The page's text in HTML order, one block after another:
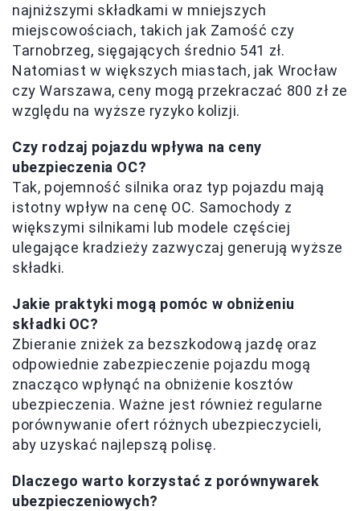
najniższymi składkami w mniejszych
miejscowościach, takich jak Zamość czy
Tarnobrzeg, sięgających średnio 541 zł.
Natomiast w większych miastach, jak Wrocław
czy Warszawa, ceny mogą przekraczać 800 zł ze
względu na wyższe ryzyko kolizji.
Czy rodzaj pojazdu wpływa na ceny
ubezpieczenia OC?
Tak, pojemność silnika oraz typ pojazdu mają
istotny wpływ na cenę OC. Samochody z
większymi silnikami lub modele częściej
ulegające kradzieży zazwyczaj generują wyższe
składki.
Jakie praktyki mogą pomóc w obniżeniu
składki OC?
Zbieranie zniżek za bezszkodową jazdę oraz
odpowiednie zabezpieczenie pojazdu mogą
znacząco wpłynąć na obniżenie kosztów
ubezpieczenia. Ważne jest również regularne
porównywanie ofert różnych ubezpieczycieli,
aby uzyskać najlepszą polisę.
Dlaczego warto korzystać z porównywarek
ubezpieczeniowych?